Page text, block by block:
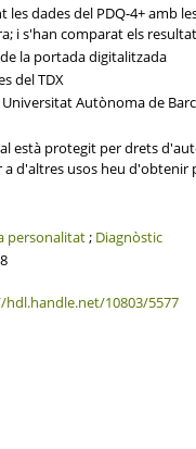
dades del PDQ-4+ amb
i s'han comparat els
la portada digitalitzada
del TDX
Autònoma de
està protegit per drets
a d'altres usos heu d'obtenir
personalitat; Diagnòstic
10803/5577